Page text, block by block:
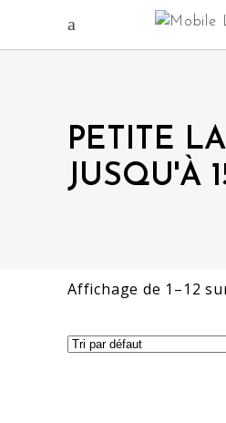
PETITE
JUSQU'À
Affichage de 1–12